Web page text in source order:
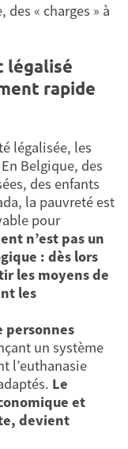
« charges » à
légalisé
rapide
légalisée, les
Belgique, des
des enfants
la pauvreté est
pour
n’est pas un
: dès lors
les moyens de
les
personnes
un système
l’euthanasie
Le
et
devient